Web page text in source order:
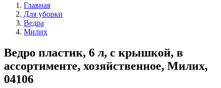
Главная
Для уборки
Ведра
Милих
Ведро пластик, 6 л, с крышкой, в
ассортименте, хозяйственное, Милих,
04106